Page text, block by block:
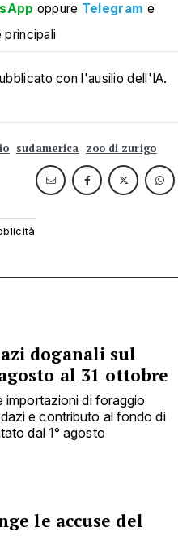
oppure Telegram e
principali
con l'ausilio dell'IA.
sudamerica zoo di zurigo
doganali sul
al 31 ottobre
importazioni di foraggio
e contributo al fondo di
dal 1° agosto
le accuse del